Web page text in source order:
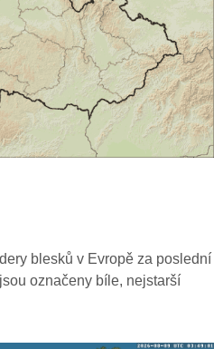
blesků v Evropě za poslední
označeny bíle, nejstarší